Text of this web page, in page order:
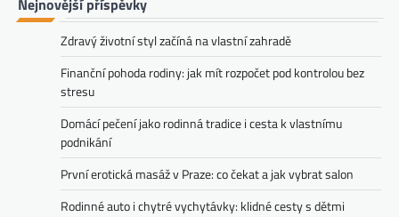
Nejnovější příspěvky
Zdravý životní styl začíná na vlastní zahradě
Finanční pohoda rodiny: jak mít rozpočet pod kontrolou bez
stresu
Domácí pečení jako rodinná tradice i cesta k vlastnímu
podnikání
První erotická masáž v Praze: co čekat a jak vybrat salon
Rodinné auto i chytré vychytávky: klidné cesty s dětmi